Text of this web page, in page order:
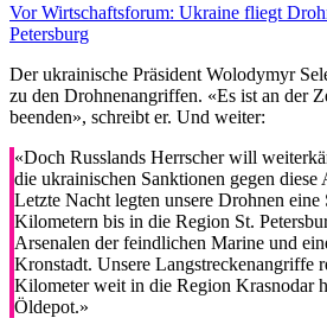
Vor Wirtschaftsforum: Ukraine fliegt
Petersburg
Der ukrainische Präsident Wolodymyr
zu den Drohnenangriffen. «Es ist an der
beenden», schreibt er. Und weiter:
«Doch Russlands Herrscher will
die ukrainischen Sanktionen gegen
Letzte Nacht legten unsere Drohnen
Kilometern bis in die Region St.
Arsenalen der feindlichen Marine und
Kronstadt. Unsere Langstreckenangriffe
Kilometer weit in die Region Krasnodar
Öldepot.»